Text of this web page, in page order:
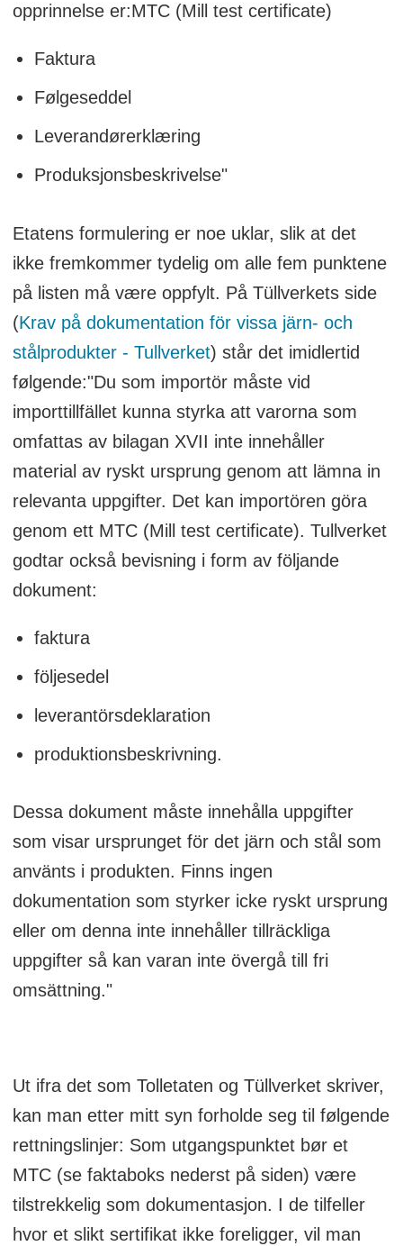
opprinnelse er:MTC (Mill test certificate)
Faktura
Følgeseddel
Leverandørerklæring
Produksjonsbeskrivelse"
Etatens formulering er noe uklar, slik at det
ikke fremkommer tydelig om alle fem punktene
på listen må være oppfylt. På Tüllverkets side
(Krav på dokumentation för vissa järn- och
stålprodukter - Tullverket) står det imidlertid
følgende:"Du som importör måste vid
importtillfället kunna styrka att varorna som
omfattas av bilagan XVII inte innehåller
material av ryskt ursprung genom att lämna in
relevanta uppgifter. Det kan importören göra
genom ett MTC (Mill test certificate). Tullverket
godtar också bevisning i form av följande
dokument:
faktura
följesedel
leverantörsdeklaration
produktionsbeskrivning.
Dessa dokument måste innehålla uppgifter
som visar ursprunget för det järn och stål som
använts i produkten. Finns ingen
dokumentation som styrker icke ryskt ursprung
eller om denna inte innehåller tillräckliga
uppgifter så kan varan inte övergå till fri
omsättning."
Ut ifra det som Tolletaten og Tüllverket skriver,
kan man etter mitt syn forholde seg til følgende
rettningslinjer: Som utgangspunktet bør et
MTC (se faktaboks nederst på siden) være
tilstrekkelig som dokumentasjon. I de tilfeller
hvor et slikt sertifikat ikke foreligger, vil man